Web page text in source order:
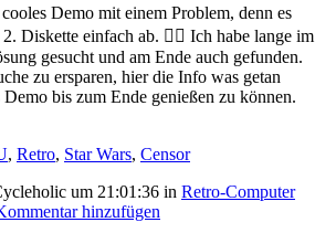
Demo mit einem Problem, denn es
Diskette einfach ab. 🤷‍♂️ Ich habe lange im
gesucht und am Ende auch gefunden.
zu ersparen, hier die Info was getan
bis zum Ende genießen zu können.
, Retro, Star Wars, Censor
um 21:01:36 in Retro-Computer
hinzufügen